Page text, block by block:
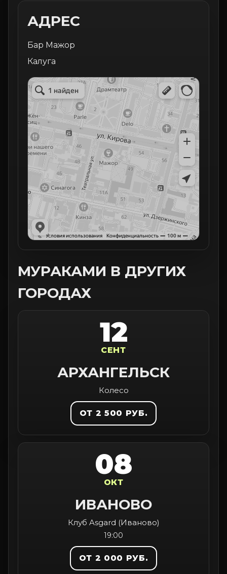
АДРЕС
Бар Мажор
Калуга
МУРАКАМИ В ДРУГИХ
ГОРОДАХ
12
СЕНТ
АРХАНГЕЛЬСК
Колесо
ОТ 2 500 РУБ.
08
ОКТ
ИВАНОВО
Клуб Asgard (Иваново)
19:00
ОТ 2 000 РУБ.